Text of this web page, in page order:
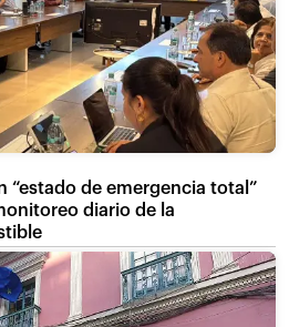
“estado de emergencia total”
diario de la